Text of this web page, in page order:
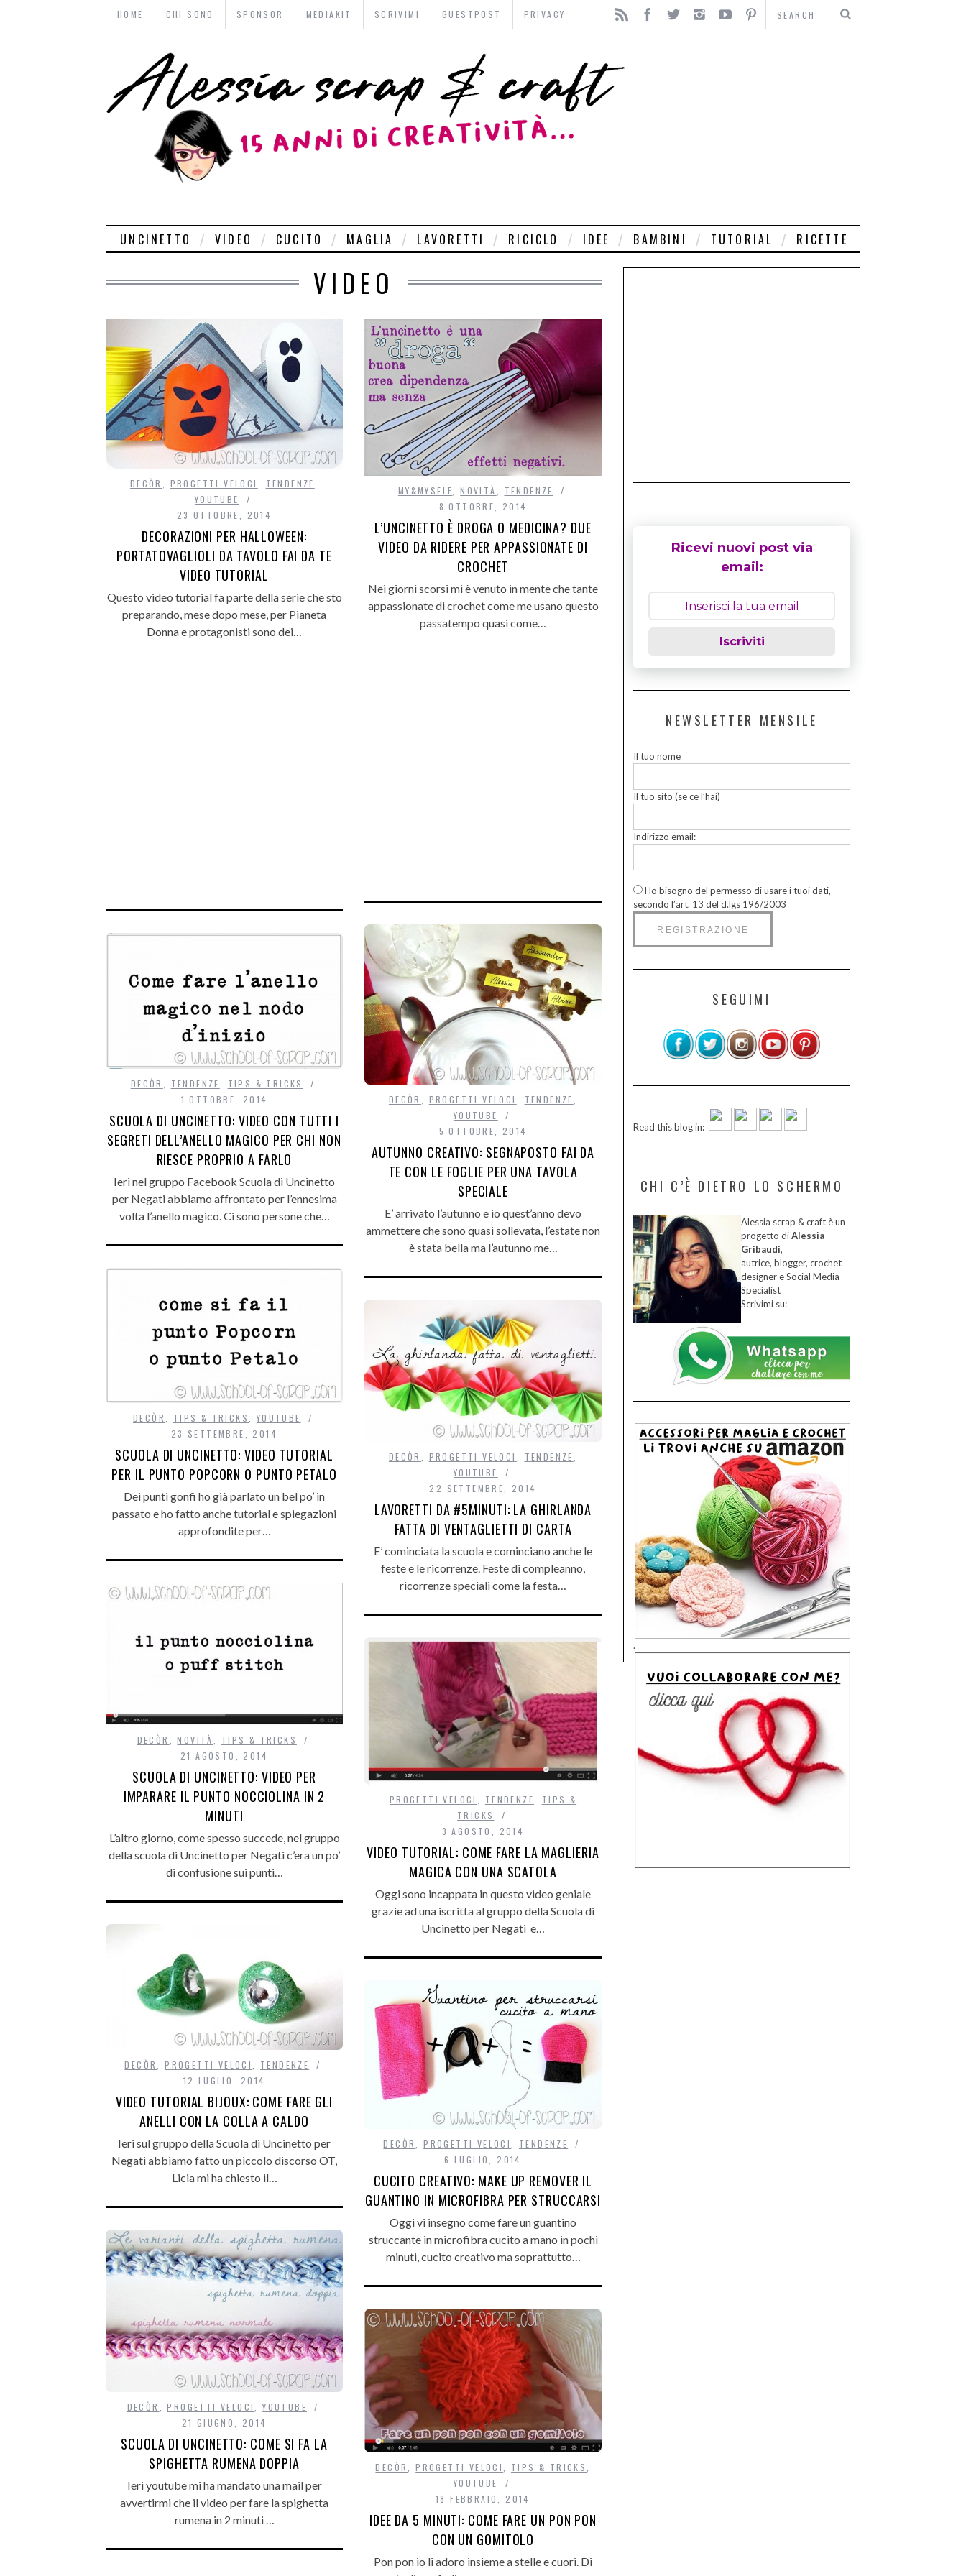
HOME CHI SONO SPONSOR MEDIAKIT SCRIVIMI GUESTPOST PRIVACY
UNCINETTO VIDEO CUCITO MAGLIA LAVORETTI RICICLO IDEE BAMBINI TUTORIAL RICETTE
VIDEO
DECÒR PROGETTI VELOCI TENDENZE
YOUTUBE
23 OTTOBRE, 2014
DECORAZIONI PER HALLOWEEN:
PORTATOVAGLIOLI DA TAVOLO FAI DA TE
VIDEO TUTORIAL
Questo video tutorial fa parte della serie che sto
preparando, mese dopo mese, per Pianeta
Donna e protagonisti sono dei…
MY&MYSELF ,NOVITÀ
TENDENZE
8 OTTOBRE, 2014
L’UNCINETTO È DROGA O MEDICINA? DUE
VIDEO DA RIDERE PER APPASSIONATE DI
CROCHET
Nei giorni scorsi mi è venuto in mente che tante
appassionate di crochet come me usano questo
passatempo quasi come…
DECÒR PROGETTI VELOCI TENDENZE
YOUTUBE
5 OTTOBRE, 2014
AUTUNNO CREATIVO: SEGNAPOSTO FAI DA
TE CON LE FOGLIE PER UNA TAVOLA
SPECIALE
E’ arrivato l’autunno e io quest’anno devo
ammettere che sono quasi sollevata, l’estate non
è stata bella ma l’autunno me…
DECÒR TENDENZE
TIPS & TRICKS
1 OTTOBRE, 2014
SCUOLA DI UNCINETTO: VIDEO CON TUTTI I
SEGRETI DELL’ANELLO MAGICO PER CHI NON
RIESCE PROPRIO A FARLO
Ieri nel gruppo Facebook Scuola di Uncinetto
per Negati abbiamo affrontato per l’ennesima
volta l’anello magico. Ci sono persone che…
DECÒR TIPS & TRICKS
YOUTUBE
23 SETTEMBRE, 2014
SCUOLA DI UNCINETTO: VIDEO TUTORIAL
PER IL PUNTO POPCORN O PUNTO PETALO
Dei punti gonfi ho già parlato un bel po’ in
passato e ho fatto anche tutorial e spiegazioni
approfondite per…
DECÒR PROGETTI VELOCI TENDENZE
YOUTUBE
22 SETTEMBRE, 2014
LAVORETTI DA #5MINUTI: LA GHIRLANDA
FATTA DI VENTAGLIETTI DI CARTA
E’ cominciata la scuola e cominciano anche le
feste e le ricorrenze. Feste di compleanno,
ricorrenze speciali come la festa…
DECÒR ,NOVITÀ
TIPS & TRICKS
21 AGOSTO, 2014
SCUOLA DI UNCINETTO: VIDEO PER
IMPARARE IL PUNTO NOCCIOLINA IN 2
MINUTI
L’altro giorno, come spesso succede, nel gruppo
della scuola di Uncinetto per Negati c’era un po’
di confusione sui punti…
PROGETTI VELOCI TENDENZE
TIPS &
TRICKS
3 AGOSTO, 2014
VIDEO TUTORIAL: COME FARE LA MAGLIERIA
MAGICA CON UNA SCATOLA
Oggi sono incappata in questo video geniale
grazie ad una iscritta al gruppo della Scuola di
Uncinetto per Negati e…
DECÒR ,PROGETTI VELOCI
TENDENZE
12 LUGLIO, 2014
VIDEO TUTORIAL BIJOUX: COME FARE GLI
ANELLI CON LA COLLA A CALDO
Ieri sul gruppo della Scuola di Uncinetto per
Negati abbiamo fatto un piccolo discorso OT,
Licia mi ha chiesto il…
DECÒR ,PROGETTI VELOCI
TENDENZE
6 LUGLIO, 2014
CUCITO CREATIVO: MAKE UP REMOVER IL
GUANTINO IN MICROFIBRA PER STRUCCARSI
Oggi vi insegno come fare un guantino
struccante in microfibra cucito a mano in pochi
minuti, cucito creativo ma soprattutto…
DECÒR ,PROGETTI VELOCI ,YOUTUBE
21 GIUGNO, 2014
SCUOLA DI UNCINETTO: COME SI FA LA
SPIGHETTA RUMENA DOPPIA
Ieri youtube mi ha mandato una mail per
avvertirmi che il video per fare la spighetta
rumena in 2 minuti …
DECÒR ,PROGETTI VELOCI TIPS & TRICKS
YOUTUBE
18 FEBBRAIO, 2014
IDEE DA 5 MINUTI: COME FARE UN PON PON
CON UN GOMITOLO
Pon pon io li adoro insieme a stelle e cuori. Di
Ricevi nuovi post via
email:
Iscriviti
NEWSLETTER MENSILE
Il tuo nome
Il tuo sito (se ce l’hai)
Indirizzo email:
Ho bisogno del permesso di usare i tuoi dati,
secondo l’art. 13 del d.lgs 196/2003
SEGUIMI
Read this blog in:
CHI C’È DIETRO LO SCHERMO
Alessia scrap & craft è un
progetto diAlessia
Gribaudi,
autrice, blogger, crochet
designer e Social Media
Specialist
Scrivimi su:
.